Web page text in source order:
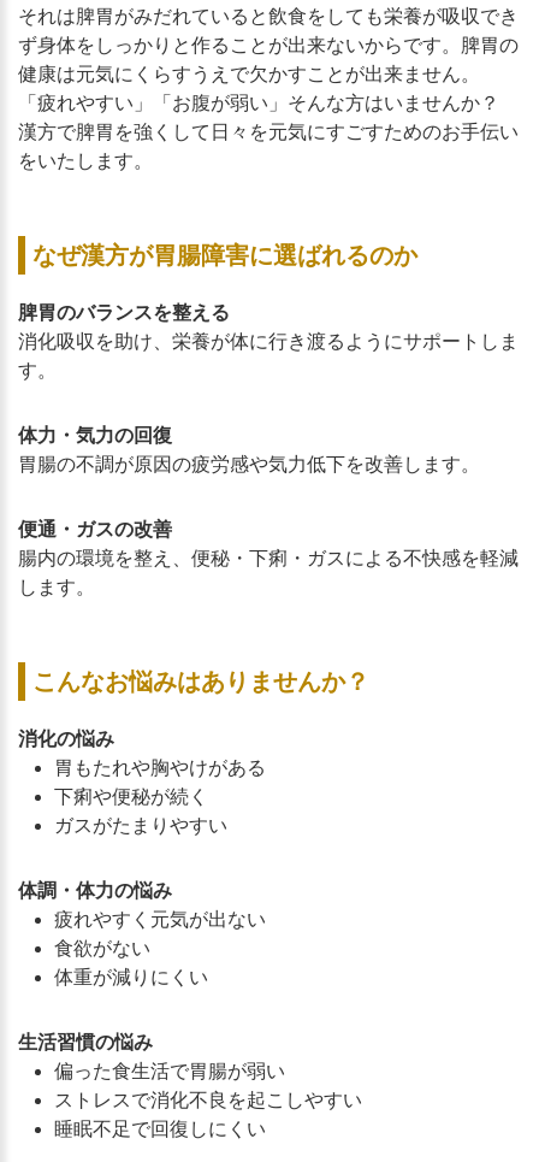
それは脾胃がみだれていると飲食をしても栄養が吸収でき
ず身体をしっかりと作ることが出来ないからです。脾胃の
健康は元気にくらすうえで欠かすことが出来ません。
「疲れやすい」「お腹が弱い」そんな方はいませんか？
漢方で脾胃を強くして日々を元気にすごすためのお手伝い
をいたします。
なぜ漢方が胃腸障害に選ばれるのか
脾胃のバランスを整える
消化吸収を助け、栄養が体に行き渡るようにサポートしま
す。
体力・気力の回復
胃腸の不調が原因の疲労感や気力低下を改善します。
便通・ガスの改善
腸内の環境を整え、便秘・下痢・ガスによる不快感を軽減
します。
こんなお悩みはありませんか？
消化の悩み
胃もたれや胸やけがある
下痢や便秘が続く
ガスがたまりやすい
体調・体力の悩み
疲れやすく元気が出ない
食欲がない
体重が減りにくい
生活習慣の悩み
偏った食生活で胃腸が弱い
ストレスで消化不良を起こしやすい
睡眠不足で回復しにくい